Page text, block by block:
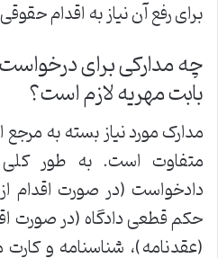
برای رفع آن نیاز به اقدام
چه مدارکی برای
بابت مهریه لازم است؟
مدارک مورد نیاز بسته به مرجع
متفاوت است. به طور
دادخواست (در صورت اقدام
حکم قطعی دادگاه (در صورت
(عقدنامه)، شناسنامه و